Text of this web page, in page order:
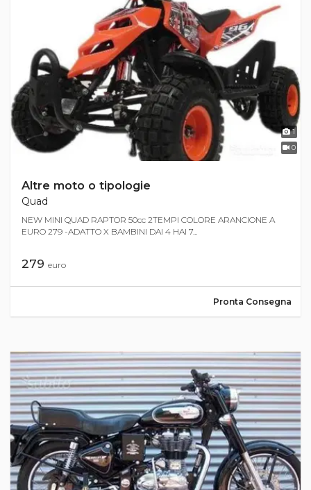
1
0
Altre moto o tipologie
Quad
NEW MINI QUAD RAPTOR 50cc 2TEMPI COLORE ARANCIONE A
EURO 279 -ADATTO X BAMBINI DAI 4 HAI 7...
279 euro
Pronta Consegna